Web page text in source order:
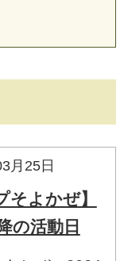
月25日
そよかぜ】
の活動日